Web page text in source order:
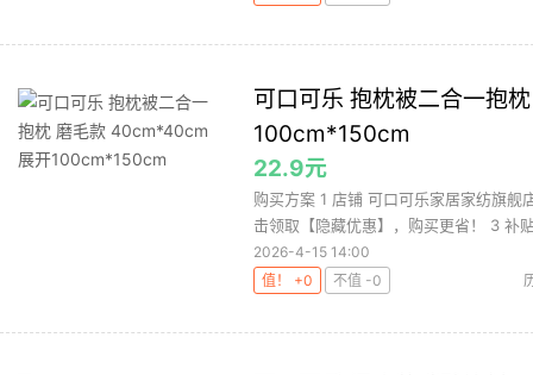
可口可乐 抱枕被二合一抱
100cm*150cm
22.9元
购买方案 1 店铺 可口可乐家居家纺旗
击领取【隐藏优惠】，购买更省！ 3 补
2026-4-15 14:00
值！ +0
不值 -0